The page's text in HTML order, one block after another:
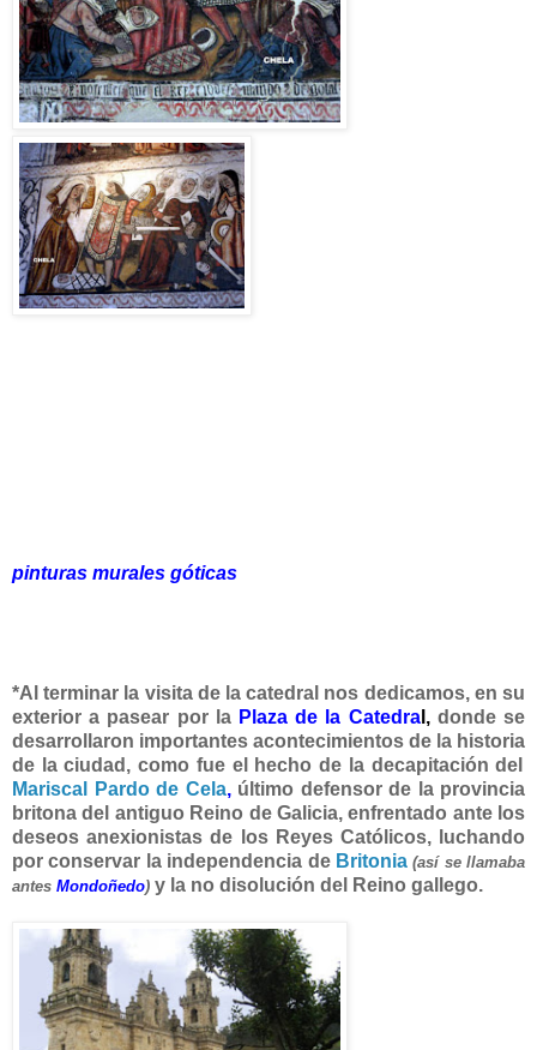
pinturas murales góticas
*Al terminar la visita de la catedral nos dedicamos, en su
exterior a pasear por la Plaza de la Catedral ,donde se
desarrollaron importantes acontecimientos de la historia
de la ciudad, como fue el hecho de la decapitación del
Mariscal Pardo de Cela,último defensor de la provincia
britona del antiguo Reino de Galicia, enfrentado ante los
deseos anexionistas de los Reyes Católicos, luchando
por conservar la independencia de Britonia (así se llamaba
antes Mondoñedo) y la no disolución del Reino gallego.